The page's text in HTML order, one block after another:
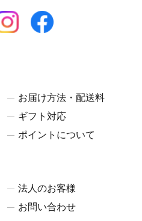
お届け方法・配送料
ギフト対応
ポイントについて
法人のお客様
お問い合わせ